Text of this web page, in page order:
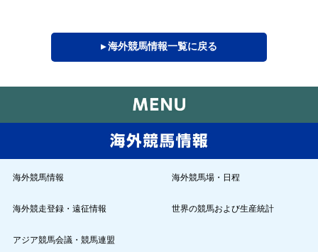
▸ 海外競馬情報一覧に戻る
海外競馬情報 海外競馬場・日程
海外競走登録・遠征情報 世界の競馬および生産統計
アジア競馬会議・競馬連盟